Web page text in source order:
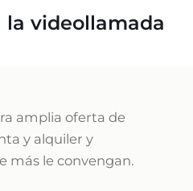
la videollamada
amplia oferta de
y alquiler y
más le convengan.